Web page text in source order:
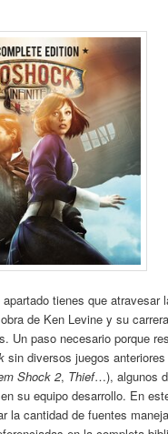
tienes que atravesar
de Ken Levine y su
Un paso necesario porque
sin diversos juegos
Shock 2, Thief…), algunos
su equipo desarrollo. En
la cantidad de fuentes